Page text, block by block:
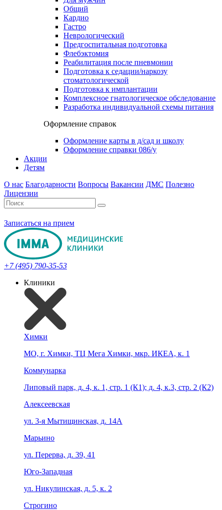
Общий
Кардио
Гастро
Неврологический
Предгоспитальная подготовка
Флебэктомия
Реабилитация после пневмонии
Подготовка к седации/наркозу
стоматологической
Подготовка к имплантации
Комплексное гнатологическое обследование
Разработка индивидуальной схемы питания
Оформление справок
Оформление карты в д/сад и школу
Оформление справки 086/у
Акции
Детям
О нас Благодарности Вопросы Вакансии ДМС Полезно
Лицензии
Записаться на прием
+7 (495) 790-35-53
Клиники
Химки
МО, г. Химки, ТЦ Мега Химки, мкр. ИКЕА, к. 1
Коммунарка
Липовый парк, д. 4, к. 1, стр. 1 (К1); д. 4, к.3, стр. 2 (К2)
Алексеевская
ул. 3-я Мытищинская, д. 14А
Марьино
ул. Перерва, д. 39, 41
Юго-Западная
ул. Никулинская, д. 5, к. 2
Строгино